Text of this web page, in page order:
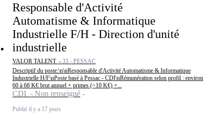
Responsable d'Activité
Automatisme & Informatique
Industrielle F/H - Direction d'unité
industrielle
VALOR TALENT - 33 - PESSAC
Descriptif du poste:\n\nResponsable d'Activité Automatisme & Informatique
Industrielle H/F\nPoste basé à Pessac - CDI\nRémunération selon profil : environ
60 à 68 K€ brut annuel + primes (>10 K€) +...
CDI - Non renseigné
Publié il y a 17 jours